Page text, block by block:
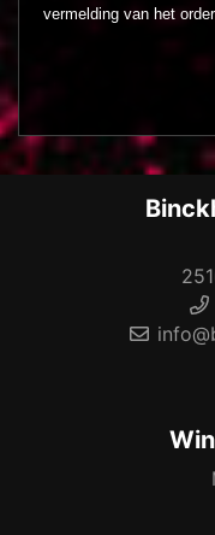
vermelding van het